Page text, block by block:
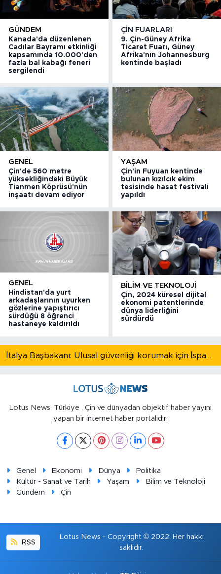
GÜNDEM
Kanada'da düzenlenen
Cadılar Bayramı etkinliği
kapsamında 10.000'den
fazla bal kabağı feneri
sergilendi
ÇIN FUARLARI
9. Çin-Güney Afrika
Ticaret Fuarı, Güney
Afrika'nın Johannesburg
kentinde başladı
GENEL
Çin'de 560 metre
yüksekliğindeki Büyük
Tianmen Köprüsü'nün
inşaatı devam ediyor
YAŞAM
Çin'in Fuyuan kentinde
bulunan kızılcık ekim
tesisinde hasat festivali
yapıldı
GENEL
Hindistan'da yurt
arkadaşlarının uyurken
gözlerine yapıştırıcı
sürdüğü 8 öğrenci
hastaneye kaldırıldı
BILIM VE TEKNOLOJI
Çin, 2024 küresel dijital
ekonomi patentlerinde
dünya liderliğini
sürdürdü
İtalya Başbakanı: Ulusal güvenliği korumak için İspanya ile Schengen kapsamındaki serbest dolaşımı askıya alıyoruz
Lotus News, Türkiye , Çin ve dünyadan objektif haber yayını
yapan bir internet haber portalıdır.
Genel Ekonomi Dünya
Politika
Kültür - Sanat ve Tarih
Yaşam
Bilim ve Teknoloji
Gündem
Çin
RSS
Lotus News - Copyright © 2022. Her hakkı
saklıdır.